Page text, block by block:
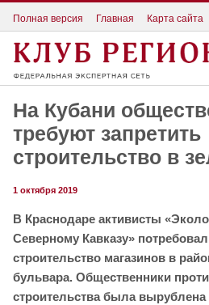
Полная версия Главная Карта сайта
На Кубани
требуют запретить
строительство в
1 октября 2019
В Краснодаре активисты
Северному Кавказу»
строительство магазинов в
бульвара. Общественники
строительства была вырублена